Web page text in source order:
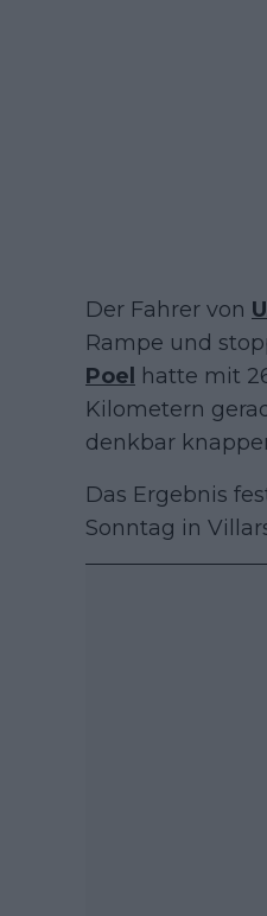
Der Fahrer von
Rampe und
Poel
hatte mit
Kilometern
denkbar
Das Ergebnis
Sonntag in